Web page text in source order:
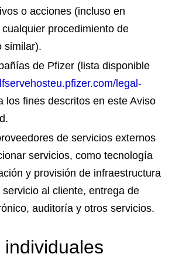
o acciones (incluso en
procedimiento de
similar).
de Pfizer (lista disponible
legal-
los fines descritos en este Aviso
de servicios externos
servicios, como tecnología
y provisión de infraestructura
servicio al cliente, entrega de
auditoría y otros servicios.